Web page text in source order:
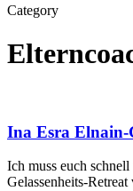
Category
Ina
Elnain-
Gleich
Ina Esra Elnain-
Ich muss euch
Gelassenheits-